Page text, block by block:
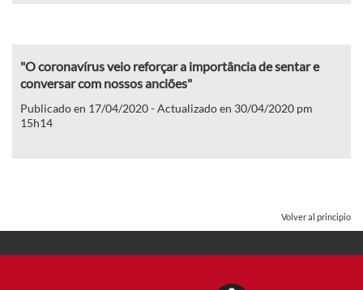
"O coronavírus veio reforçar a importância de sentar e
conversar com nossos anciões"
Publicado en 17/04/2020 - Actualizado en 30/04/2020 pm
15h14
Volver al principio